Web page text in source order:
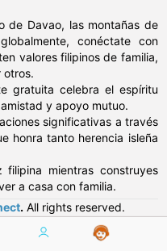
de Davao, las montañas de
conéctate con
valores filipinos de familia,
otros.
gratuita celebra el espíritu
y apoyo mutuo.
significativas a través
honra tanto herencia isleña
filipina mientras construyes
a casa con familia.
. All rights reserved.